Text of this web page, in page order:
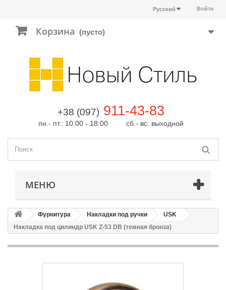
Войти
Русский
Корзина (пусто)
+38 (097) 911-43-83
пн.- пт.: 10:00 - 18:00 сб.- вс: выходной
МЕНЮ
Фурнитура Накладки под ручки
USK
Накладка под цилиндр USK Z-53 DB (темная бронза)